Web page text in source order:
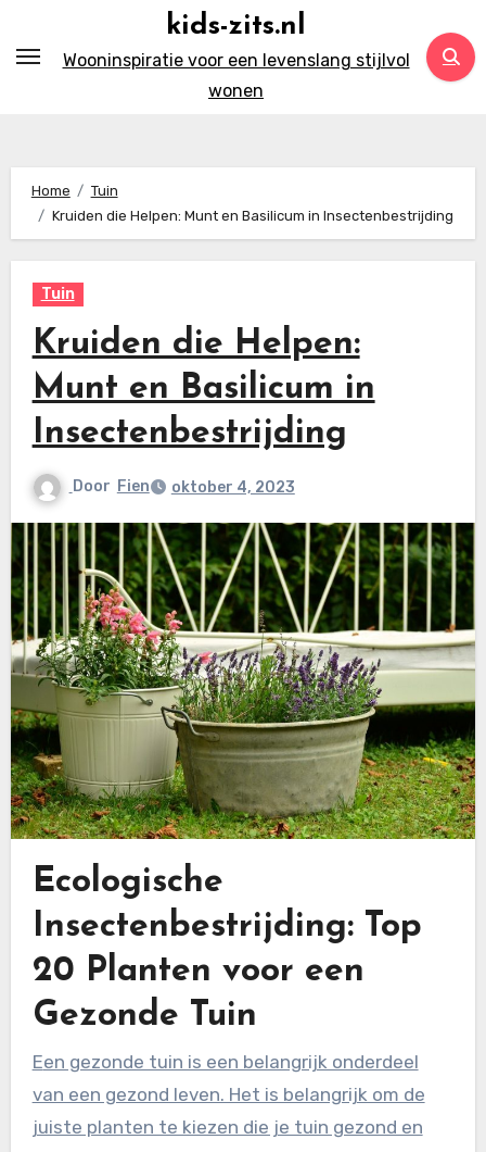
naar
kids-zits.nl
Wooninspiratie voor een levenslang stijlvol
wonen
Home
Tuin
Kruiden die Helpen: Munt en Basilicum in Insectenbestrijding
Tuin
Kruiden die Helpen:
Munt en Basilicum in
Insectenbestrijding
Door Fien oktober 4, 2023
Ecologische
Insectenbestrijding: Top
20 Planten voor een
Gezonde Tuin
Een gezonde tuin is een belangrijk onderdeel
van een gezond leven. Het is belangrijk om de
juiste planten te kiezen die je tuin gezond en